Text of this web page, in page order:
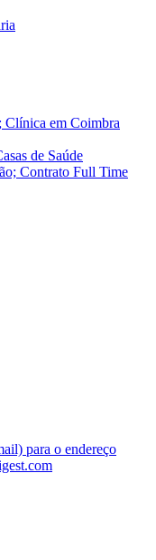
Clínica em Coimbra
de Saúde
Contrato Full Time
para o endereço